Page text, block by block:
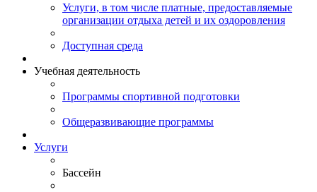
Услуги, в том числе платные, предоставляемые
организации отдыха детей и их оздоровления
Доступная среда
Учебная деятельность
Программы спортивной подготовки
Общеразвивающие программы
Услуги
Бассейн